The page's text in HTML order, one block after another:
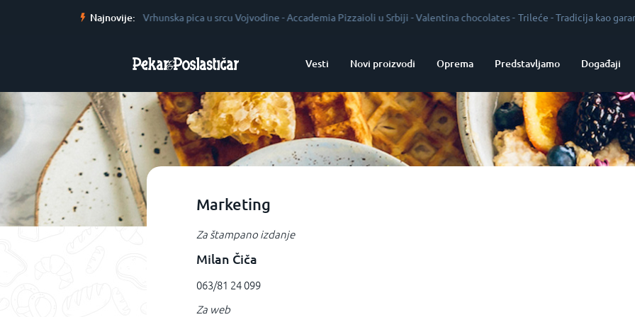
Najnovije:
kao garant kvaliteta-Vrhunska pica u srcu Vojvodine-Accademia Pizzaioli u Srbiji-Valentina chocolates - Trileće -Tradicija kao garant
Vesti Novi proizvodi Oprema Predstavljamo Događaji
Marketing
Za štampano izdanje
Milan Čiča
063/81 24 099
Za web